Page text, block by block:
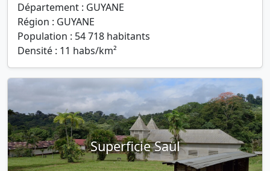
Département : GUYANE
Région : GUYANE
Population : 54 718 habitants
Densité : 11 habs/km²
Superficie Saül